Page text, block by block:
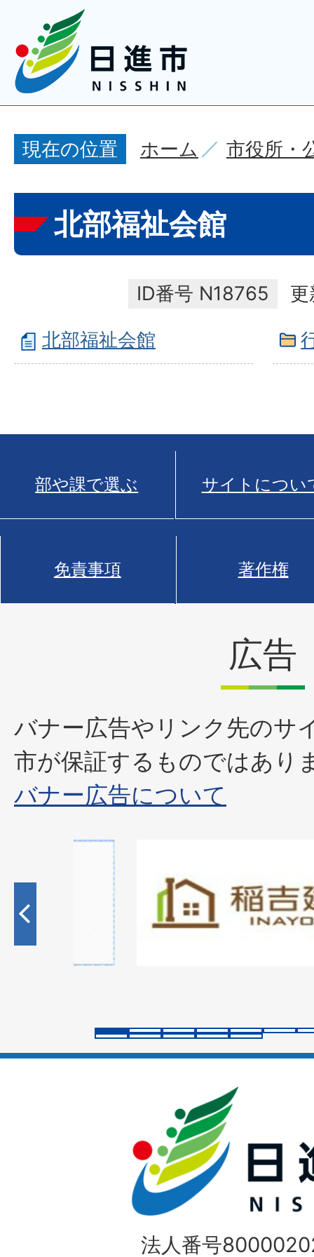
現在の位置 ホーム 市役所・
北部福祉会館
ID番号 N18765
北部福祉会館
部や課で選ぶ サイトについ
免責事項 著作権
広告
バナー広告やリンク先のサ
市が保証するものではあり
バナー広告について
枚
目
ラ
イ
法人番号